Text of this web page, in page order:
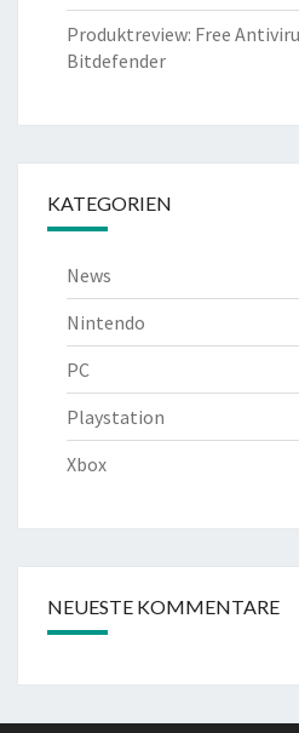
Produktreview: Free
Bitdefender
KATEGORIEN
News
Nintendo
PC
Playstation
Xbox
NEUESTE KOMMENTARE